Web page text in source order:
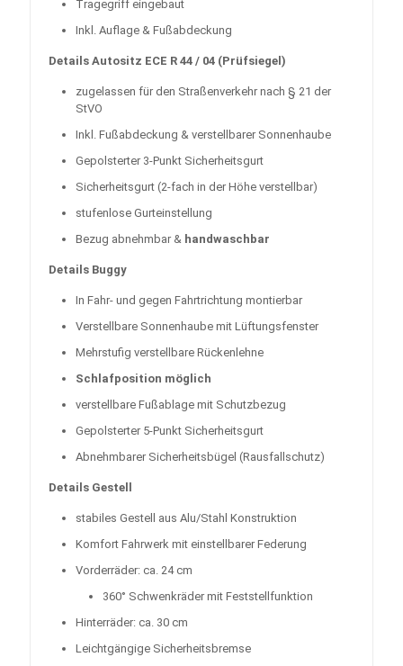
Tragegriff eingebaut
Inkl. Auflage & Fußabdeckung
Details Autositz ECE R 44 / 04 (Prüfsiegel)
zugelassen für den Straßenverkehr nach § 21 der
StVO
Inkl. Fußabdeckung & verstellbarer Sonnenhaube
Gepolsterter 3-Punkt Sicherheitsgurt
Sicherheitsgurt (2-fach in der Höhe verstellbar)
stufenlose Gurteinstellung
Bezug abnehmbar & handwaschbar
Details Buggy
In Fahr- und gegen Fahrtrichtung montierbar
Verstellbare Sonnenhaube mit Lüftungsfenster
Mehrstufig verstellbare Rückenlehne
Schlafposition möglich
verstellbare Fußablage mit Schutzbezug
Gepolsterter 5-Punkt Sicherheitsgurt
Abnehmbarer Sicherheitsbügel (Rausfallschutz)
Details Gestell
stabiles Gestell aus Alu/Stahl Konstruktion
Komfort Fahrwerk mit einstellbarer Federung
Vorderräder: ca. 24 cm
360° Schwenkräder mit Feststellfunktion
Hinterräder: ca. 30 cm
Leichtgängige Sicherheitsbremse